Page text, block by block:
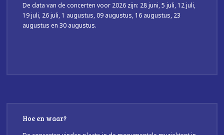
De data van de concerten voor 2026 zijn: 28 juni, 5 juli, 12 juli,
19 juli, 26 juli, 1 augustus, 09 augustus, 16 augustus, 23
augustus en 30 augustus.
Hoe en waar?